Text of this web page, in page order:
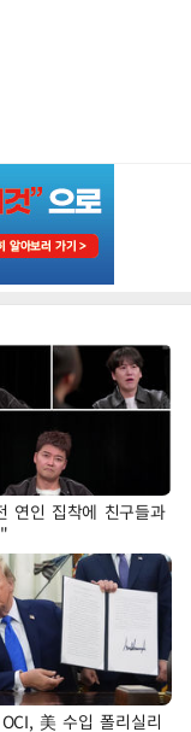
연인 집착에 친구들과
美 수입 폴리실리